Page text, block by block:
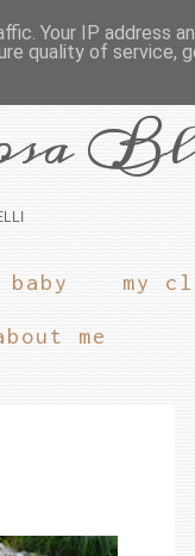
baby my
me
Your IP address
quality of service,